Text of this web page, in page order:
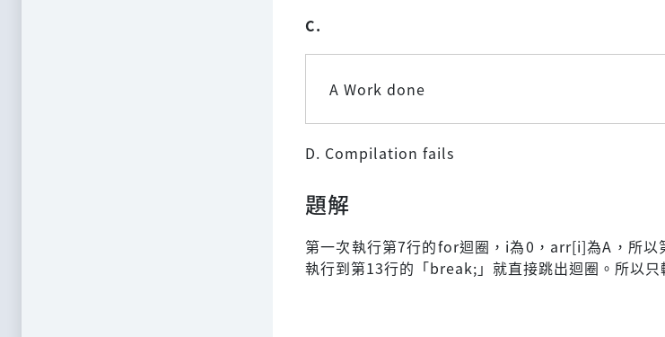
C.
A Work done
D. Compilation fails
題解
第一次執行第7行的for迴圈，i為0，arr[i]為A，所以
執行到第13行的「break;」就直接跳出迴圈。所以